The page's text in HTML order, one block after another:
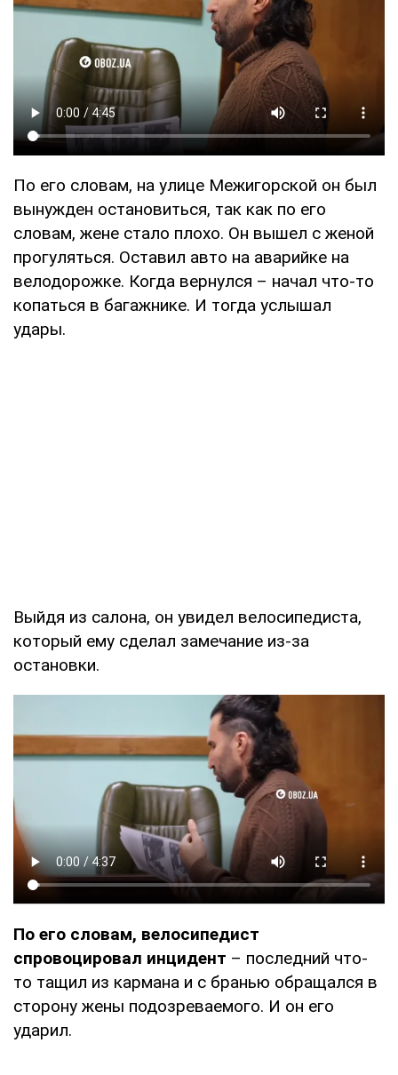
По его словам, на улице Межигорской он был
вынужден остановиться, так как по его
словам, жене стало плохо. Он вышел с женой
прогуляться. Оставил авто на аварийке на
велодорожке. Когда вернулся – начал что-то
копаться в багажнике. И тогда услышал
удары.
Выйдя из салона, он увидел велосипедиста,
который ему сделал замечание из-за
остановки.
По его словам, велосипедист
спровоцировал инцидент – последний что-
то тащил из кармана и с бранью обращался в
сторону жены подозреваемого. И он его
ударил.